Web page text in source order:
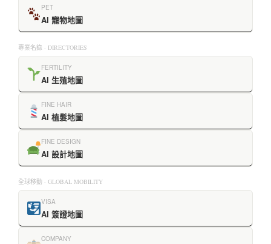
PET
AI 寵物地圖
專業名錄 · DIRECTORIES
FERTILITY
AI 生殖地圖
FINE HAIR
AI 植髮地圖
FINE DESIGN
AI 設計地圖
全球移動 · GLOBAL MOBILITY
VISA
AI 簽證地圖
COMPANY